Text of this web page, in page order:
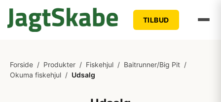
TILBUD
Forside / Produkter / Fiskehjul / Baitrunner/Big Pit /
Okuma fiskehjul / Udsalg